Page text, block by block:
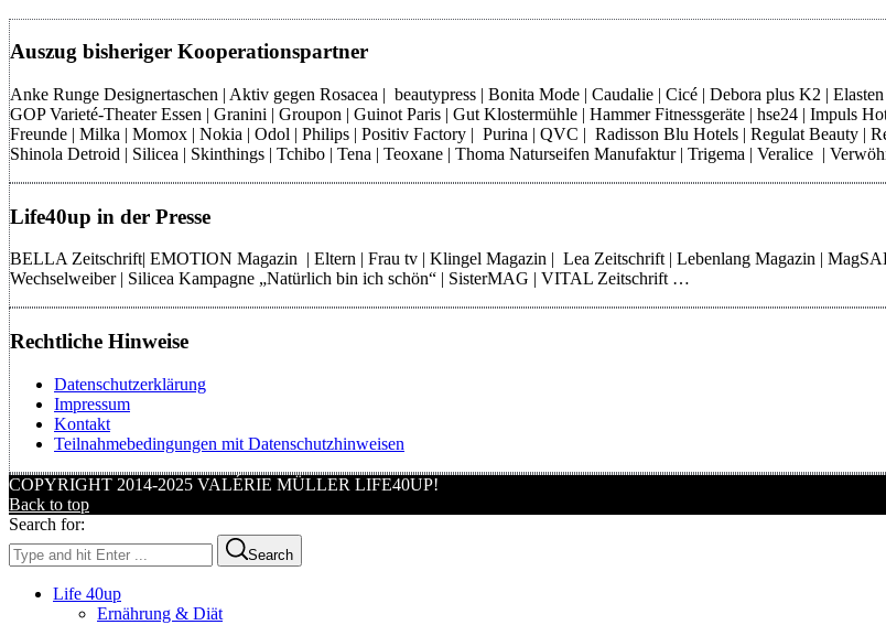
Auszug bisheriger Kooperationspartner
Anke Runge Designertaschen | Aktiv gegen Rosacea | beautypress | Bonita Mode | Caudalie | Cicé | Debora plus K2 |
GOP Varieté-Theater Essen | Granini | Groupon | Guinot Paris | Gut Klostermühle | Hammer Fitnessgeräte | hse24 | Impuls
Freunde | Milka | Momox | Nokia | Odol | Philips | Positiv Factory | Purina | QVC | Radisson Blu Hotels | Regulat Beauty |
Shinola Detroid | Silicea | Skinthings | Tchibo | Tena | Teoxane | Thoma Naturseifen Manufaktur | Trigema | Veralice |
Life40up in der Presse
BELLA Zeitschrift| EMOTION Magazin | Eltern | Frau tv | Klingel Magazin | Lea Zeitschrift | Lebenlang Magazin |
Wechselweiber | Silicea Kampagne „Natürlich bin ich schön“ | SisterMAG | VITAL Zeitschrift …
Rechtliche Hinweise
Datenschutzerklärung
Impressum
Kontakt
Teilnahmebedingungen mit Datenschutzhinweisen
COPYRIGHT 2014-2025 VALÉRIE MÜLLER LIFE40UP!
Back to top
Search for:
Search
Life 40up
Ernährung & Diät